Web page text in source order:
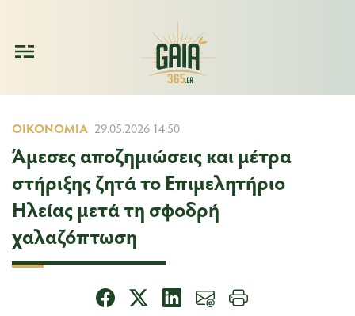
ΟΙΚΟΝΟΜΊΑ 29.05.2026 14:50
Άμεσες αποζημιώσεις και μέτρα
στήριξης ζητά το Επιμελητήριο
Ηλείας μετά τη σφοδρή
χαλαζόπτωση